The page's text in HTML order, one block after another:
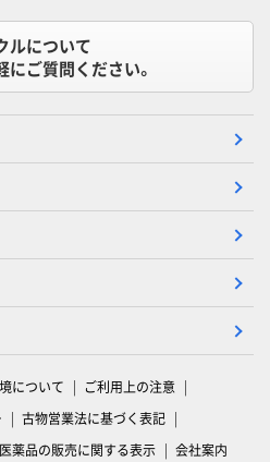
ルについて
にご質問ください。
について
ご利用上の注意
古物営業法に基づく表記
医薬品の販売に関する表示 会社案内